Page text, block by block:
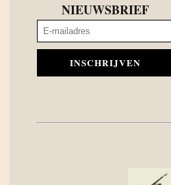
NIEUWSBRIEF
INSCHRIJVEN